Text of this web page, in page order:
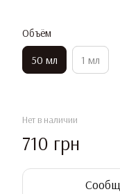
Объём
50 мл 1 мл
Нет в наличии
710 грн